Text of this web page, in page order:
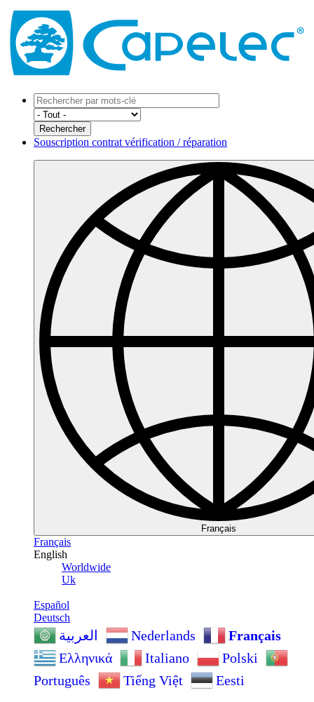
Souscription contrat vérification / réparation
Français
Français
English
Worldwide
Uk
Español
Deutsch
العربية Nederlands
Français
Ελληνικά
Italiano
Polski
Português
Tiếng Việt Eesti